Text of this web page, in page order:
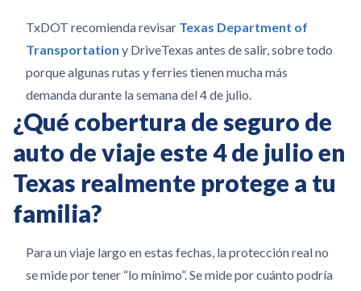
TxDOT recomienda revisar Texas Department of
Transportation y DriveTexas antes de salir, sobre todo
porque algunas rutas y ferries tienen mucha más
demanda durante la semana del 4 de julio.
¿Qué cobertura de seguro de
auto de viaje este 4 de julio en
Texas realmente protege a tu
familia?
Para un viaje largo en estas fechas, la protección real no
se mide por tener “lo mínimo”. Se mide por cuánto podría